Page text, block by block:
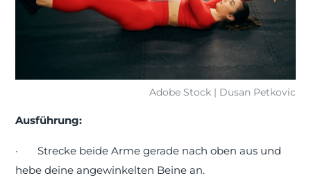
Adobe Stock | Dusan Petkovic
Ausführung:
·Strecke beide Arme gerade nach oben aus und
hebe deine angewinkelten Beine an.